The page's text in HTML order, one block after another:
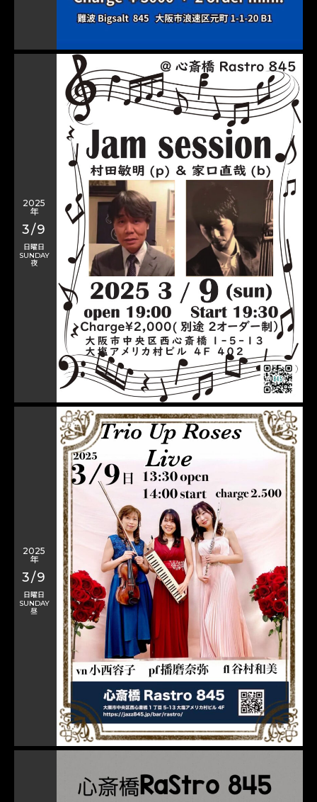
2025
年
3/9
日曜日
SUNDAY
夜
2025
年
3/9
日曜日
SUNDAY
昼